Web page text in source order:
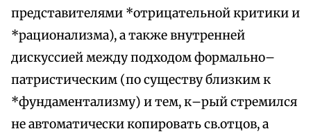
представителями *отрицательной критики и
*рационализма), а также внутренней
дискуссией между подходом формально–
патристическим (по существу близким к
*фундаментализму) и тем, к–рый стремился
не автоматически копировать св.отцов, а